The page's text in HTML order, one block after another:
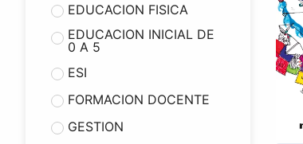
EDUCACION FISICA
EDUCACION INICIAL DE
0 A 5
ESI
FORMACION DOCENTE
GESTION